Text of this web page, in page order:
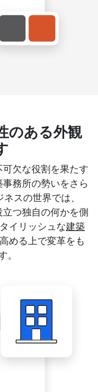
のある外観
欠な役割を果たす
務所の勢いをさら
スの世界では、
つ独自の何かを側
イリッシュな建築
める上で変革をも
。